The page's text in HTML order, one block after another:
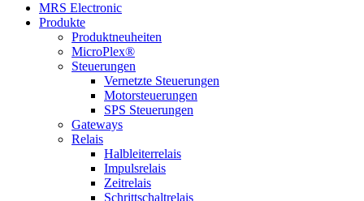
MRS Electronic
Produkte
Produktneuheiten
MicroPlex®
Steuerungen
Vernetzte Steuerungen
Motorsteuerungen
SPS Steuerungen
Gateways
Relais
Halbleiterrelais
Impulsrelais
Zeitrelais
Schrittschaltrelais